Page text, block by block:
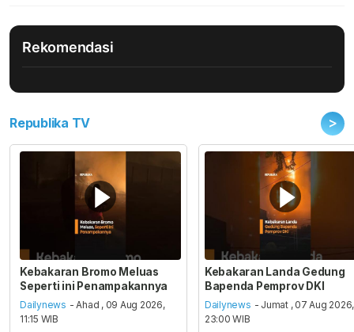
Rekomendasi
Republika TV >
Kebakaran Bromo Meluas
Seperti ini Penampakannya
Dailynews - Ahad , 09 Aug 2026,
11:15 WIB
Kebakaran Landa Gedung
Bapenda Pemprov DKI
Dailynews - Jumat , 07 Aug 2026,
23:00 WIB